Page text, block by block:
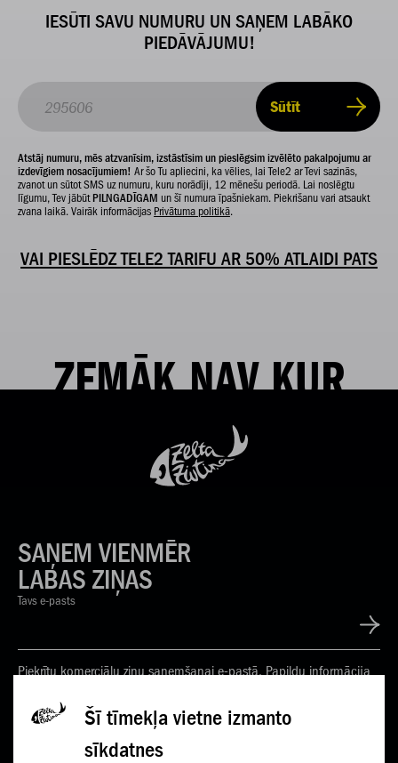
Šī tīmekļa vietne izmanto
sīkdatnes
IESŪTI SAVU NUMURU UN SAŅEM LABĀKO
PIEDĀVĀJUMU!
Sūtīt
Atstāj numuru, mēs atzvanīsim, izstāstīsim un pieslēgsim izvēlēto pakalpojumu ar
izdevīgiem nosacījumiem! Ar šo Tu apliecini, ka vēlies, lai Tele2 ar Tevi sazinās,
zvanot un sūtot SMS uz numuru, kuru norādīji, 12 mēnešu periodā. Lai noslēgtu
līgumu, Tev jābūt PILNGADĪGAM un šī numura īpašniekam. Piekrišanu vari atsaukt
zvana laikā. Vairāk informācijas Privātuma politikā.
VAI PIESLĒDZ TELE2 TARIFU AR 50% ATLAIDI PATS
ZEMĀK NAV KUR
SAŅEM VIENMĒR
LABAS ZIŅAS
Tavs e-pasts
Piekrītu komerciālu ziņu saņemšanai e-pastā. Papildu informācija